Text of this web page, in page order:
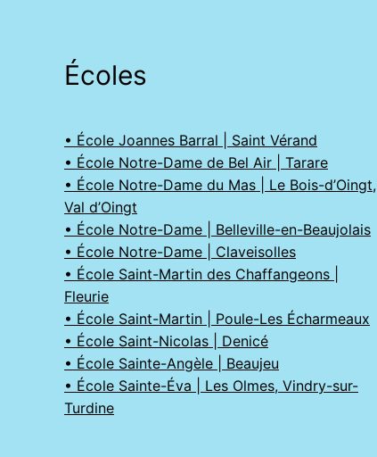
Écoles
• École Joannes Barral | Saint Vérand
• École Notre-Dame de Bel Air | Tarare
• École Notre-Dame du Mas | Le Bois-d’Oingt,
Val d’Oingt
• École Notre-Dame | Belleville-en-Beaujolais
• École Notre-Dame | Claveisolles
• École Saint-Martin des Chaffangeons |
Fleurie
• École Saint-Martin | Poule-Les Écharmeaux
• École Saint-Nicolas | Denicé
• École Sainte-Angèle | Beaujeu
• École Sainte-Éva | Les Olmes, Vindry-sur-
Turdine